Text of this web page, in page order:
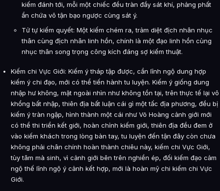
kiếm đánh tới, mỗi một chiếc đều tràn đầy sát khí, phảng phất
ẩn chứa vô tận bạo ngược cùng sát ý.
Tử tự kiếm quyết: Một kiếm chém ra, trảm diệt địch nhân nhục
thân cùng địch nhân linh hồn, chính là một đạo linh hồn cùng
nhục thân song trọng công kích đáng sợ kiếm thuật.
Kiếm chi Vực Giới: Kiếm ý tháp tập được, cần lĩnh ngộ dung hợp
kiếm ý chi đạo, mới có thể tiến hành tu luyện. Kiếm ý giống dung
nhập hư không, mặt ngoài nhìn như không tồn tại, trên thực tế lại vô
khổng bất nhập, thiên địa bất luận cái gì một tấc địa phương, đều bị
kiếm ý tràn ngập, hình thành một cái như Võ Hoàng cảnh giới mới
có thể thi triển kết giới, hoàn chỉnh kiếm giới, thiên địa đều đem ở
vào kiếm khách trong lòng bàn tay, tu luyện đến tận đây còn chưa
không phải chân chính hoàn thành chiêu này, kiếm chi Vực Giới,
tùy tâm mà sinh, vì cảnh giới bên trên nghiền ép, đối kiếm đạo cảm
ngộ thế lĩnh ngộ ý cảnh kết hợp, mới là hoàn mỹ chi kiếm chi Vực
Giới.